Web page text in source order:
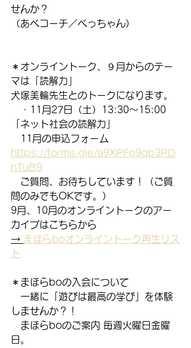
せんか？
（あべコーチ／べっちゃん）
＊オンライントーク、９月からのテー
マは「読解力」
犬塚美輪先生とのトークになります。
・11月27日（土）13:30～15:00
「ネット社会の読解力」
11月の申込フォーム
https://forms.gle/a9XPFp9qb3PD
nTuB9
ご質問、お待ちしています！（ご質
問のみでもOKです。）
9月、10月のオンライントークのアー
カイブはこちらから
→ まほらboオンライントーク再生リス
ト
＊まほらboの入会について
一緒に「遊びは最高の学び」を体験
しませんか？！
まほらboのご案内 毎週火曜日金曜
日。